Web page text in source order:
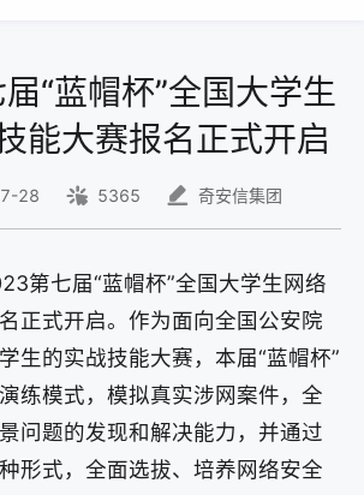
“蓝帽杯”全国大学生
能大赛报名正式开启
28 5365 奇安信集团
第七届“蓝帽杯”全国大学生网络
正式开启。作为面向全国公安院
生的实战技能大赛，本届“蓝帽杯”
练模式，模拟真实涉网案件，全
问题的发现和解决能力，并通过
形式，全面选拔、培养网络安全